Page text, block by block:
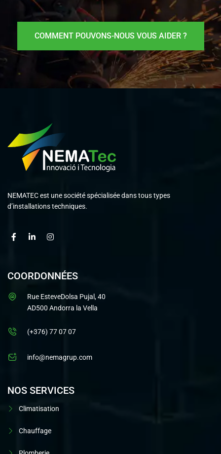
COMMENT POUVONS-NOUS VOUS AIDER ?
NEMATEC est une société spécialisée dans tous types
d’installations techniques.
COORDONNÉES
Rue EsteveDolsa Pujal, 40
AD500 Andorra la Vella
(+376) 77 07 07
info@nemagrup.com
NOS SERVICES
Climatisation
Chauffage